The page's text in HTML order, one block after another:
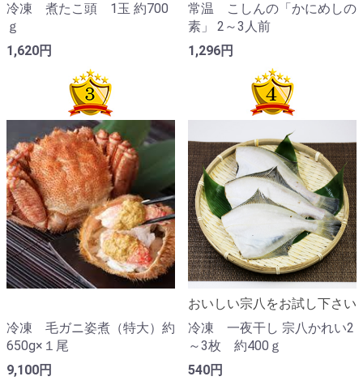
冷凍 煮たこ頭 1玉 約700
ｇ
1,620円
常温 こしんの「かにめしの
素」 2～3人前
1,296円
冷凍 毛ガニ姿煮（特大）約
650g×１尾
9,100円
おいしい宗八をお試し下さい
冷凍 一夜干し 宗八かれい2
～3枚 約400ｇ
540円